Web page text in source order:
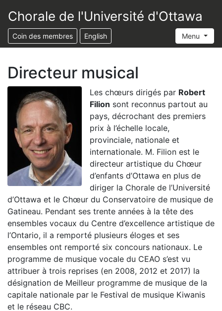
Chorale de l'Université d'Ottawa
Coin des membres English Menu
Directeur musical
Les chœurs dirigés par Robert
Filion sont reconnus partout au
pays, décrochant des premiers
prix à l’échelle locale,
provinciale, nationale et
internationale. M. Filion est le
directeur artistique du Chœur
d’enfants d’Ottawa en plus de
diriger la Chorale de l’Université
d’Ottawa et le Chœur du Conservatoire de musique de
Gatineau. Pendant ses trente années à la tête des
ensembles vocaux du Centre d’excellence artistique de
l’Ontario, il a remporté plusieurs éloges et ses
ensembles ont remporté six concours nationaux. Le
programme de musique vocale du CEAO s’est vu
attribuer à trois reprises (en 2008, 2012 et 2017) la
désignation de Meilleur programme de musique de la
capitale nationale par le Festival de musique Kiwanis
et le réseau CBC.